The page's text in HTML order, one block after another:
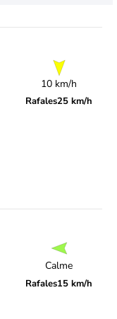
10 km/h
Rafales25 km/h
Calme
Rafales15 km/h